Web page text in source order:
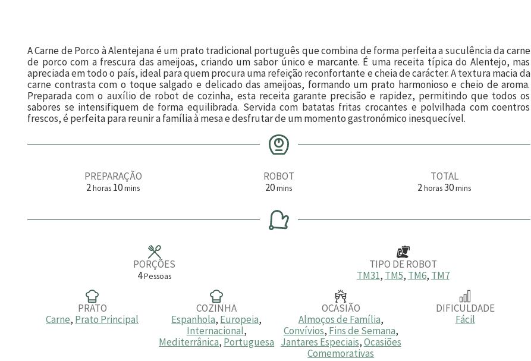
A Carne de Porco à Alentejana é um prato tradicional português que combina de forma perfeita a suculência da carne
de porco com a frescura das ameijoas, criando um sabor único e marcante. É uma receita típica do Alentejo, mas
apreciada em todo o país, ideal para quem procura uma refeição reconfortante e cheia de carácter. A textura macia da
carne contrasta com o toque salgado e delicado das ameijoas, formando um prato harmonioso e cheio de aroma.
Preparada com o auxílio de robot de cozinha, esta receita garante precisão e rapidez, permitindo que todos os
sabores se intensifiquem de forma equilibrada. Servida com batatas fritas crocantes e polvilhada com coentros
frescos, é perfeita para reunir a família à mesa e desfrutar de um momento gastronómico inesquecível.
PREPARAÇÃO
2h
a
horas 10m
u
mins
ROBOT
20m
n
t
mins
TOTAL
2h
a
horas30m
u
mins
PORÇÕES
4Pessoas
TIPO DE ROBOT
TM31, TM5, TM6, TM7
PRATO
Carne, Prato Principal
COZINHA
Espanhola, Europeia,
Internacional,
Mediterrânica, Portuguesa
OCASIÃO
Almoços de Família,
Convívios, Fins de Semana,
Jantares Especiais,Ocasiões
Comemorativas
DIFICULDADE
Fácil